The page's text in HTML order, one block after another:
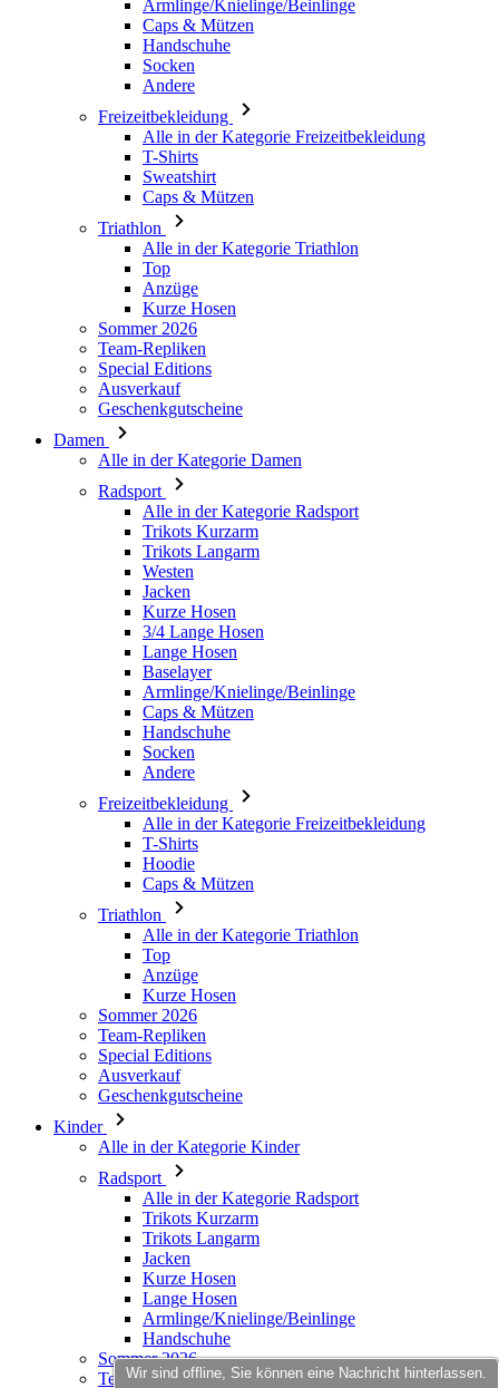
Freizeitbekleidung
Alle in der Kategorie Freizeitbekleidung
T-Shirts
Sweatshirt
Caps & Mützen
Triathlon
Alle in der Kategorie Triathlon
Top
Anzüge
Kurze Hosen
Sommer 2026
Team-Repliken
Special Editions
Ausverkauf
Geschenkgutscheine
Damen
Alle in der Kategorie Damen
Radsport
Alle in der Kategorie Radsport
Trikots Langarm
Westen
Jacken
Kurze Hosen
3/4 Lange Hosen
Lange Hosen
Baselayer
Armlinge/Knielinge/Beinlinge
Caps & Mützen
Handschuhe
Socken
Andere
Freizeitbekleidung
Alle in der Kategorie Freizeitbekleidung
T-Shirts
Hoodie
Caps & Mützen
Triathlon
Alle in der Kategorie Triathlon
Top
Anzüge
Kurze Hosen
Sommer 2026
Team-Repliken
Special Editions
Ausverkauf
Geschenkgutscheine
Kinder
Alle in der Kategorie Kinder
Radsport
Alle in der Kategorie Radsport
Trikots Langarm
Jacken
Kurze Hosen
Lange Hosen
Armlinge/Knielinge/Beinlinge
Handschuhe
Sommer 2026
Team-Repliken
Ausverkauf
Special Editions
Geschenkgutscheine
Individuelles Design
Stories
Wir sind offline, Sie können eine Nachricht hinterlassen.